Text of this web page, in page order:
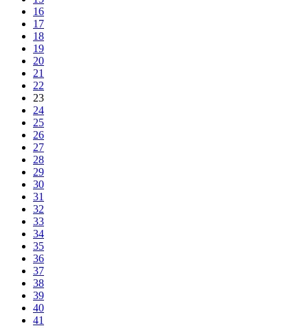
16
17
18
19
20
21
22
23
24
25
26
27
28
29
30
31
32
33
34
35
36
37
38
39
40
41